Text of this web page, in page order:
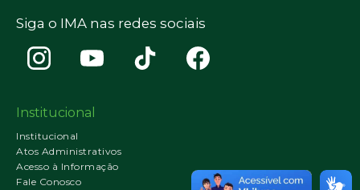
Siga o IMA nas redes sociais
Institucional
Institucional
Atos Administrativos
Acesso à Informação
Fale Conosco